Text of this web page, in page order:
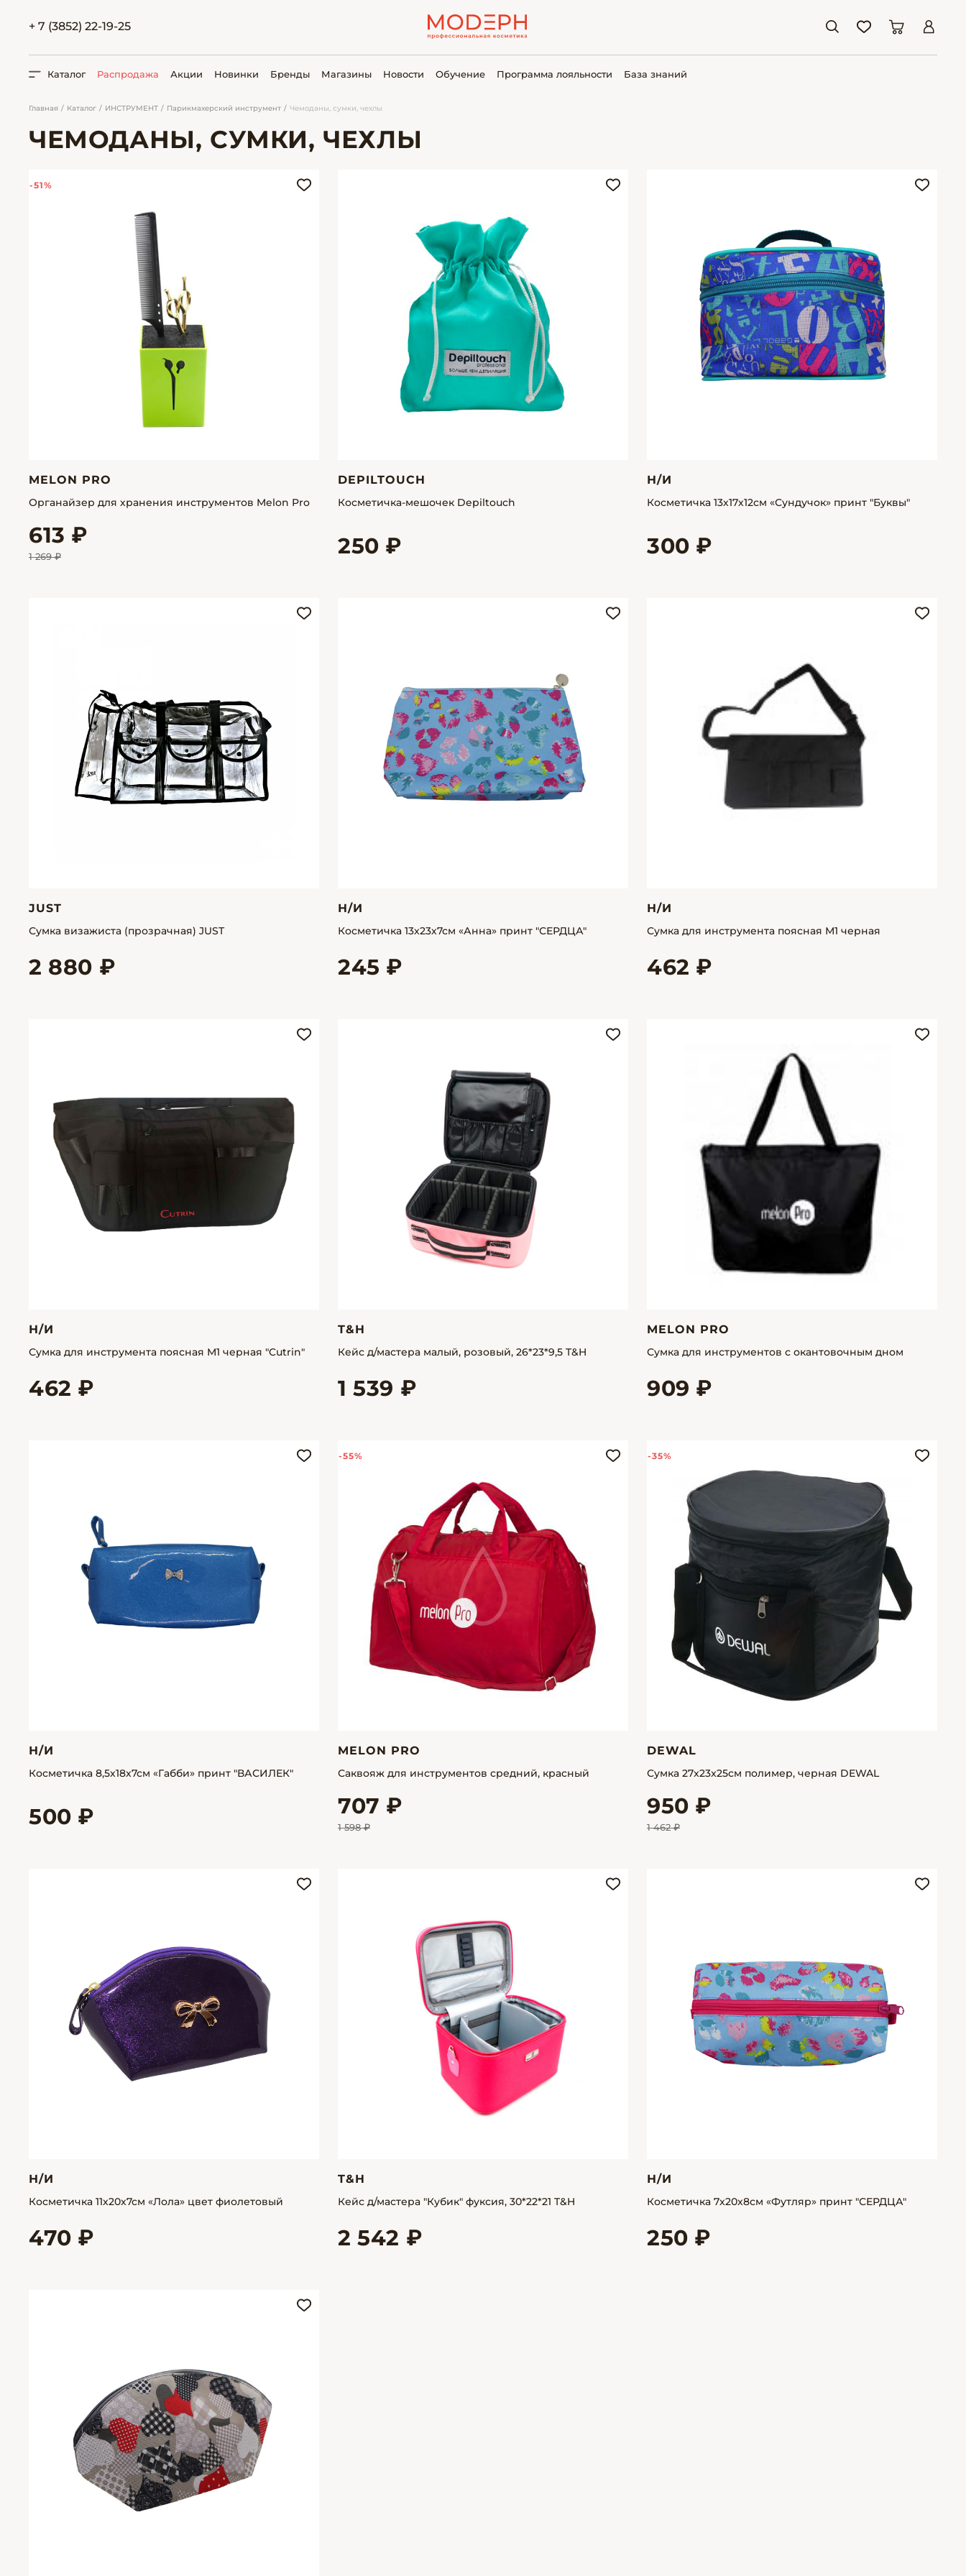
+ 7 (3852) 22-19-25
ПОИСК
Каталог Распродажа Акции Новинки Бренды Магазины Новости Обучение Программа лояльности База знаний
Главная Каталог ИНСТРУМЕНТ Парикмахерский инструмент Чемоданы, сумки, чехлы
ЧЕМОДАНЫ, СУМКИ, ЧЕХЛЫ
-51%
MELON PRO
Органайзер для хранения инструментов Melon Pro
613 ₽
1 269 ₽
DEPILTOUCH
Косметичка-мешочек Depiltouch
250 ₽
Н/И
Косметичка 13х17х12см «Сундучок» принт "Буквы"
300 ₽
JUST
Сумка визажиста (прозрачная) JUST
2 880 ₽
Н/И
Косметичка 13х23х7см «Анна» принт "СЕРДЦА"
245 ₽
Н/И
Сумка для инструмента поясная М1 черная
462 ₽
Н/И
Сумка для инструмента поясная М1 черная "Cutrin"
462 ₽
T&H
Кейс д/мастера малый, розовый, 26*23*9,5 T&H
1 539 ₽
MELON PRO
Сумка для инструментов с окантовочным дном
909 ₽
Н/И
Косметичка 8,5х18х7см «Габби» принт "ВАСИЛЕК"
500 ₽
-55%
MELON PRO
Саквояж для инструментов средний, красный
707 ₽
1 598 ₽
-35%
DEWAL
Сумка 27x23x25см полимер, черная DEWAL
950 ₽
1 462 ₽
Н/И
Косметичка 11х20х7см «Лола» цвет фиолетовый
470 ₽
T&H
Кейс д/мастера "Кубик" фуксия, 30*22*21 T&H
2 542 ₽
Н/И
Косметичка 7х20х8см «Футляр» принт "СЕРДЦА"
250 ₽